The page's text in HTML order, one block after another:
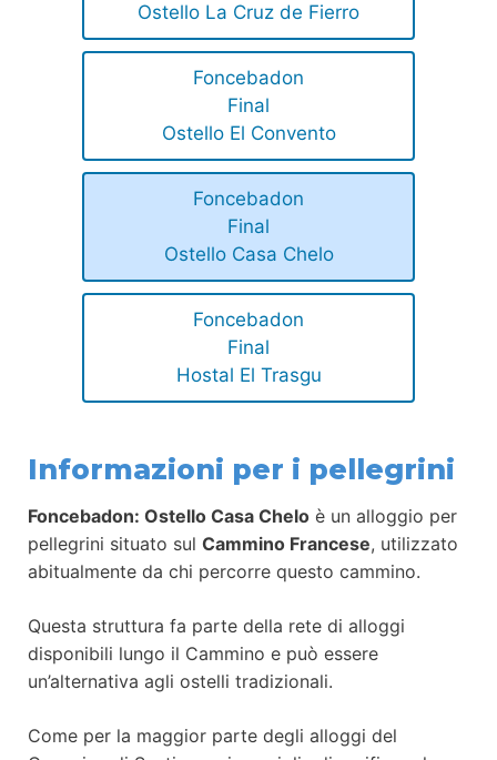
Ostello La Cruz de Fierro
Foncebadon
Final
Ostello El Convento
Foncebadon
Final
Ostello Casa Chelo
Foncebadon
Final
Hostal El Trasgu
Informazioni per i pellegrini
Foncebadon: Ostello Casa Chelo è un alloggio per
pellegrini situato sul Cammino Francese, utilizzato
abitualmente da chi percorre questo cammino.
Questa struttura fa parte della rete di alloggi
disponibili lungo il Cammino e può essere
un’alternativa agli ostelli tradizionali.
Come per la maggior parte degli alloggi del